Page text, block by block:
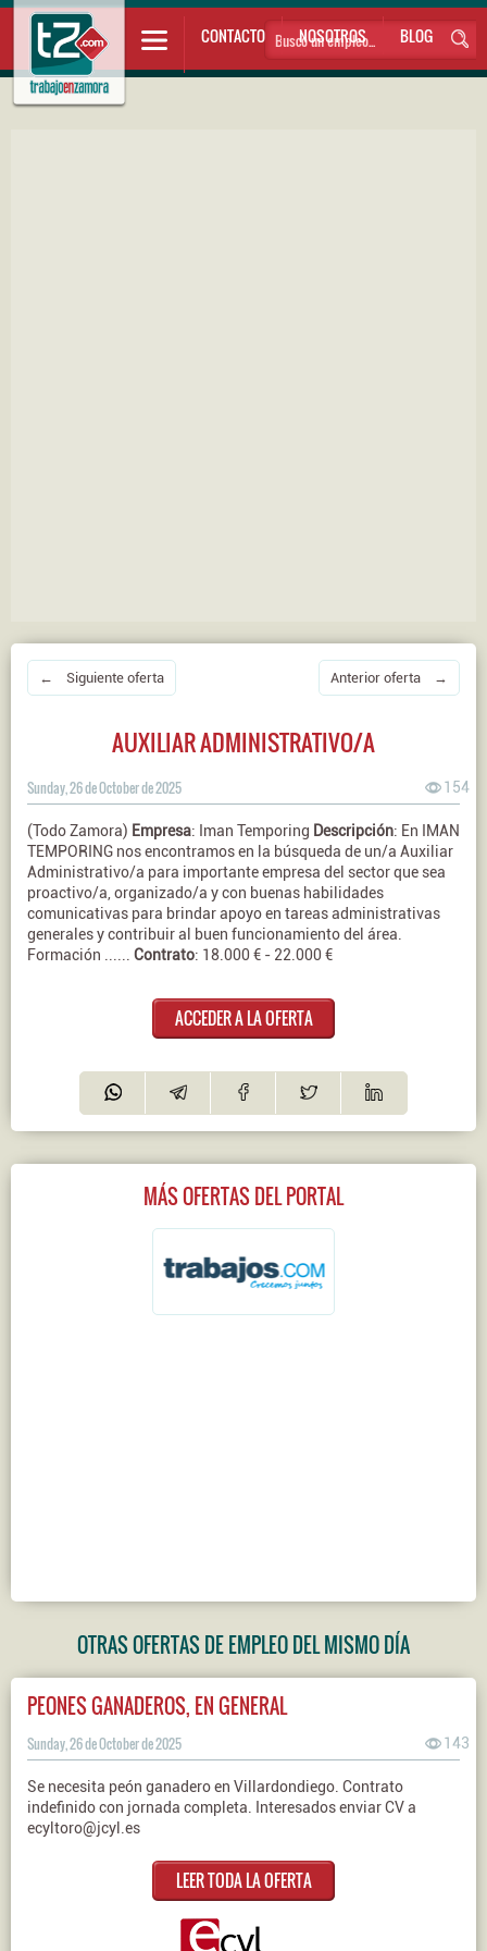
CONTACTO NOSOTROS BLOG
← Siguiente oferta Anterior oferta →
AUXILIAR ADMINISTRATIVO/A
Sunday, 26 de October de 2025 154
(Todo Zamora) Empresa: Iman Temporing Descripción: En IMAN
TEMPORING nos encontramos en la búsqueda de un/a Auxiliar
Administrativo/a para importante empresa del sector que sea
proactivo/a, organizado/a y con buenas habilidades
comunicativas para brindar apoyo en tareas administrativas
generales y contribuir al buen funcionamiento del área.
Formación ...... Contrato: 18.000 € - 22.000 €
ACCEDER A LA OFERTA
MÁS OFERTAS DEL PORTAL
OTRAS OFERTAS DE EMPLEO DEL MISMO DÍA
PEONES GANADEROS, EN GENERAL
Sunday, 26 de October de 2025 143
Se necesita peón ganadero en Villardondiego. Contrato
indefinido con jornada completa. Interesados enviar CV a
ecyltoro@jcyl.es
LEER TODA LA OFERTA